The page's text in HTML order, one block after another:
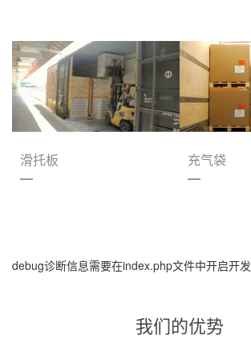
滑托板 充气袋
debug诊断信息需要在index.php文件中开启开
我们的优势